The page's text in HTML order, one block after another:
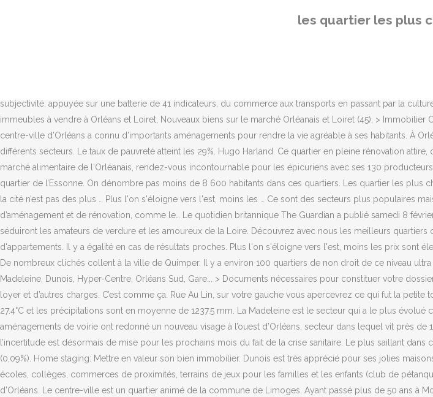
les quartier les plus
marqué par la présence d’espaces verts avec le parc Floral créé en 1964. Depuis 2015 un pôle
subjectivité, appuyée sur une batterie de 41 indicateurs, du commerce aux transports en passant par la
immeubles à vendre à Orléans et Loiret, Nouveaux biens sur le marché Orléanais et Loiret (45), >
centre-ville d’Orléans a connu d’importants aménagements pour rendre la vie agréable à ses habitants. À
différents secteurs. Le taux de pauvreté atteint les 29%. Hugo Harland. Ce quartier en pleine rénovation
marché alimentaire de l'Orléanais, rendez-vous incontournable pour les épicuriens avec ses 130
quartier de l’Essonne. On dénombre pas moins de 8 600 habitants dans ces quartiers. Les quartier les plus
la cité n’est pas des plus … Plus l'on s'éloigne vers l'est, moins les … Ce sont des secteurs plus populaires
d’aménagement et de rénovation, comme le… Le quotidien britannique The Guardian a publié samedi 8
séduiront les amateurs de verdure et les amoureux de la Loire. Découvrez avec nous les meilleurs
d'appartements. Il y a égalité en cas de résultats proches. Plus l'on s'éloigne vers l'est, moins les prix sont
De nombreux clichés collent à la ville de Quimper. Il y a environ 100 quartiers de non droit de ce niveau
Madeleine, Dunois, Hyper-Centre, Orléans Sud, Gare... > Documents nécessaires pour constituer votre
loyer et d’autres charges. C’est comme ça. Rue Au Lin, sur votre gauche vous apercevrez ce qui fut la
27.4°C et les précipitations sont en moyenne de 1237.5 mm. La Madeleine est le secteur qui a le plus
aménagements de voirie ont redonné un nouveau visage à l’ouest d’Orléans, secteur dans lequel vit près
l’incertitude est désormais de mise pour les prochains mois du fait de la crise sanitaire. Le plus saillant
(0,09%). Home staging: Mettre en valeur son bien immobilier. Dunois est très apprécié pour ses jolies
écoles, collèges, commerces de proximités, terrains de jeux pour les familles et les enfants (club de
d’Orléans. Le centre-ville est un quartier animé de la commune de Limoges. Ayant passé plus de 50 ans à